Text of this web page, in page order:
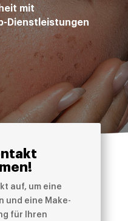
mit
Dienstleistungen
auf, um eine
und eine Make-
für Ihren